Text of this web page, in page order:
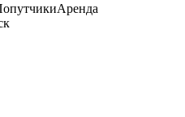
Аренда